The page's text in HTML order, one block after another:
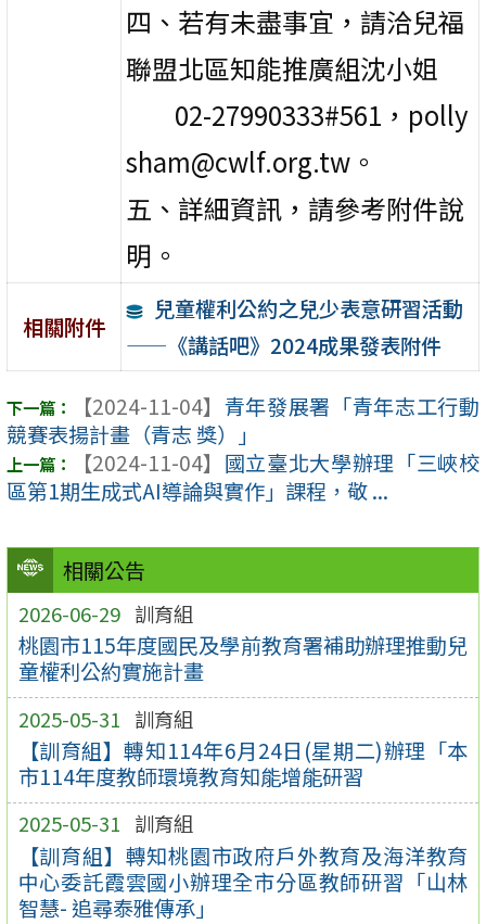
相關公告
2026-06-29 訓育組
桃園市115年度國民及學前教育署補助辦理推動兒
童權利公約實施計畫
2025-05-31 訓育組
【訓育組】轉知114年6月24日(星期二)辦理「本
市114年度教師環境教育知能增能研習
2025-05-31 訓育組
【訓育組】轉知桃園市政府戶外教育及海洋教育
中心委託霞雲國小辦理全市分區教師研習「山林
智慧- 追尋泰雅傳承」
四、若有未盡事宜，請洽兒福
聯盟北區知能推廣組沈小姐
02-27990333#561， polly
sham@cwlf.org.tw。
五、詳細資訊，請參考附件說
明。
相關附件
兒童權利公約之兒少表意研習活動
——《講話吧》2024成果發表附件
【2024-11-04】 青年發展署「青年志工行動
競賽表揚計畫（青志 獎）」
【2024-11-04】 國立臺北大學辦理「三峽校
區第1期生成式AI導論與實作」課程，敬 ...